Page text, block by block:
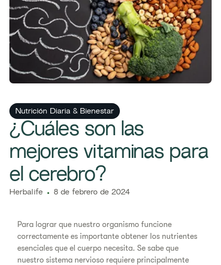
​​Nutrición Diaria & Bienestar​
​​​¿Cuáles son las
mejores vitaminas para
el cerebro?​​
​​Herbalife​ 8 de febrero de 2024
Para lograr que nuestro organismo funcione
correctamente es importante obtener los nutrientes
esenciales que el cuerpo necesita. Se sabe que
nuestro sistema nervioso requiere principalmente